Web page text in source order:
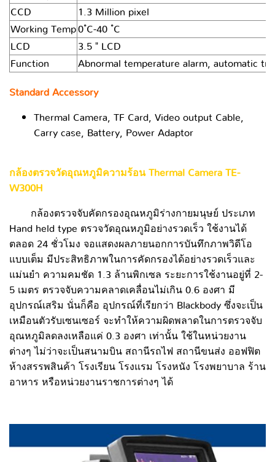
CCD
1.3 Million pixel
Working Temp0 ํC-40 ํC
LCD
3.5 " LCD
Function
Abnormal temperature alarm, automatic
Standard Accessory
Thermal Camera, TF Card, Video output Cable,
Carry case, Battery, Power Adaptor
กล้องตรวจวัดอุณหภูมิความร้อน Thermal Camera TE-
W300H
กล้องตรวจจับคัดกรองอุณหภูมิร่างกายมนุษย์ ประเภท
Hand held type ตรวจวัดอุณหภูมิอย่างรวดเร็ว ใช้งานได้
ตลอด 24 ชั่วโมง จอแสดงผลภายนอกการบันทึกภาพวิดีโอ
แบบเต็ม มีประสิทธิภาพในการคัดกรองได้อย่างรวดเร็วและ
แม่นยำ ความคมชัด 1.3 ล้านพิกเซล ระยะการใช้งานอยู่ที่ 2-
5 เมตร ตรวจจับความคลาดเคลื่อนไม่เกิน 0.6 องศา มี
อุปกรณ์เสริม นั่นก็คือ อุปกรณ์ที่เรียกว่า Blackbody ซึ่งจะเป็น
เหมือนตัวรับเซนเซอร์ จะทำให้ความผิดพลาดในการตรวจจับ
อุณหภูมิลดลงเหลือแค่ 0.3 องศา เท่านั้น ใช้ในหน่วยงาน
ต่างๆ ไม่ว่าจะเป็นสนามบิน สถานีรถไฟ สถานีขนส่ง ออฟฟิต
ห้างสรรพสินค้า โรงเรียน โรงแรม โรงหนัง โรงพยาบาล ร้าน
อาหาร หรือหน่วยงานราชการต่างๆ ได้